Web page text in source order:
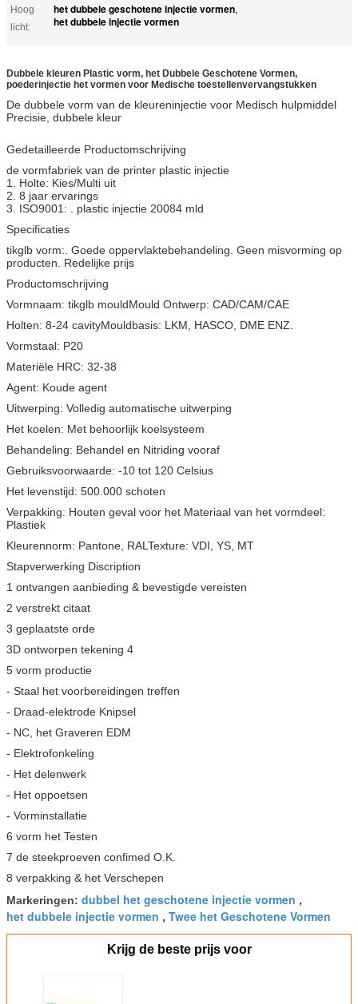
Hoog
licht:
het dubbele geschotene injectie vormen,
het dubbele injectie vormen
Dubbele kleuren Plastic vorm, het Dubbele Geschotene Vormen,
poederinjectie het vormen voor Medische toestellenvervangstukken
De dubbele vorm van de kleureninjectie voor Medisch hulpmiddel
Precisie, dubbele kleur
Gedetailleerde Productomschrijving
de vormfabriek van de printer plastic injectie
1. Holte: Kies/Multi uit
2. 8 jaar ervarings
3. ISO9001: . plastic injectie 20084 mld
Specificaties
tikglb vorm:. Goede oppervlaktebehandeling. Geen misvorming op
producten. Redelijke prijs
Productomschrijving
Vormnaam: tikglb mouldMould Ontwerp: CAD/CAM/CAE
Holten: 8-24 cavityMouldbasis: LKM, HASCO, DME ENZ.
Vormstaal: P20
Materiële HRC: 32-38
Agent: Koude agent
Uitwerping: Volledig automatische uitwerping
Het koelen: Met behoorlijk koelsysteem
Behandeling: Behandel en Nitriding vooraf
Gebruiksvoorwaarde: -10 tot 120 Celsius
Het levenstijd: 500.000 schoten
Verpakking: Houten geval voor het Materiaal van het vormdeel:
Plastiek
Kleurennorm: Pantone, RALTexture: VDI, YS, MT
Stapverwerking Discription
1 ontvangen aanbieding & bevestigde vereisten
2 verstrekt citaat
3 geplaatste orde
3D ontworpen tekening 4
5 vorm productie
- Staal het voorbereidingen treffen
- Draad-elektrode Knipsel
- NC, het Graveren EDM
- Elektrofonkeling
- Het delenwerk
- Het oppoetsen
- Vorminstallatie
6 vorm het Testen
7 de steekproeven confimed O.K.
8 verpakking & het Verschepen
Markeringen: dubbel het geschotene injectie vormen ,
het dubbele injectie vormen , Twee het Geschotene Vormen
Krijg de beste prijs voor